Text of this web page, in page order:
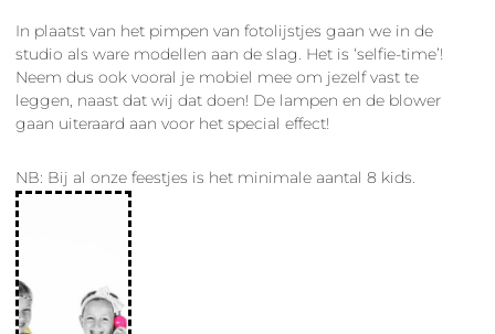
In plaatst van het pimpen van fotolijstjes gaan we in de
studio als ware modellen aan de slag. Het is ‘selfie-time’!
Neem dus ook vooral je mobiel mee om jezelf vast te
leggen, naast dat wij dat doen! De lampen en de blower
gaan uiteraard aan voor het special effect!
NB: Bij al onze feestjes is het minimale aantal 8 kids.